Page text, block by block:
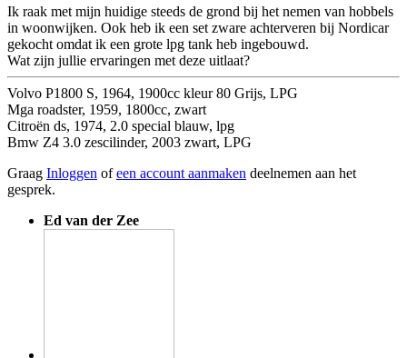
Ik raak met mijn huidige steeds de grond bij het nemen van hobbels
in woonwijken. Ook heb ik een set zware achterveren bij Nordicar
gekocht omdat ik een grote lpg tank heb ingebouwd.
Wat zijn jullie ervaringen met deze uitlaat?
Volvo P1800 S, 1964, 1900cc kleur 80 Grijs, LPG
Mga roadster, 1959, 1800cc, zwart
Citroën ds, 1974, 2.0 special blauw, lpg
Bmw Z4 3.0 zescilinder, 2003 zwart, LPG
Graag Inloggen ofeen account aanmaken deelnemen aan het
gesprek.
Ed van der Zee